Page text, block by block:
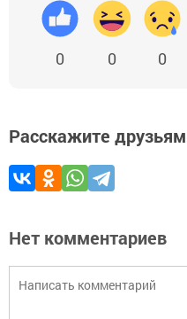
0 0 0
Расскажите друзьям
Нет комментариев